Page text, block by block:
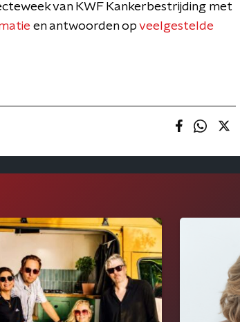
van KWF Kankerbestrijding met
en antwoorden op veelgestelde